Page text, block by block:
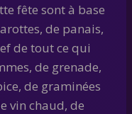
fête sont à base
de panais,
de tout ce qui
de grenade,
de graminées
vin chaud, de